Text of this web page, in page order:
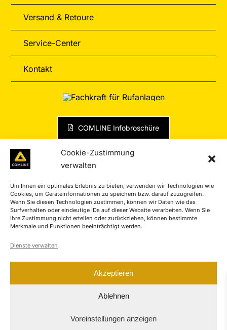
Cookie-Zustimmung
verwalten
Um Ihnen ein optimales Erlebnis zu bieten, verwenden wir Technologien wie
Cookies, um Geräteinformationen zu speichern bzw. darauf zuzugreifen.
Wenn Sie diesen Technologien zustimmen, können wir Daten wie das
Surfverhalten oder eindeutige IDs auf dieser Website verarbeiten. Wenn Sie
Ihre Zustimmung nicht erteilen oder zurückziehen, können bestimmte
Merkmale und Funktionen beeinträchtigt werden.
Dienste verwalten
Akzeptieren
Ablehnen
Voreinstellungen anzeigen
Versand & Retoure
Service-Center
Kontakt
COMLINE Infobroschüre